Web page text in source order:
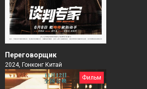
Переговорщик
2024, Гонконг Китай
Фильм